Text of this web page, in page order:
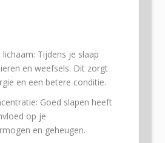
Tijdens je slaap
en weefsels. Dit zorgt
en een betere conditie.
Goed slapen heeft
op je
en geheugen.